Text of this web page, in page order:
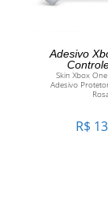
Adesivo
Skin Xbox
Adesivo
R$